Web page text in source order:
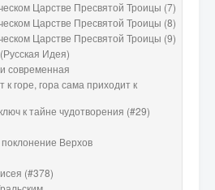
Царстве Пресвятой Троицы (7)
Царстве Пресвятой Троицы (8)
Царстве Пресвятой Троицы (9)
Идея)
современная
горе, гора сама приходит к
к тайне чудотворения (#29)
Верхов
(#378)